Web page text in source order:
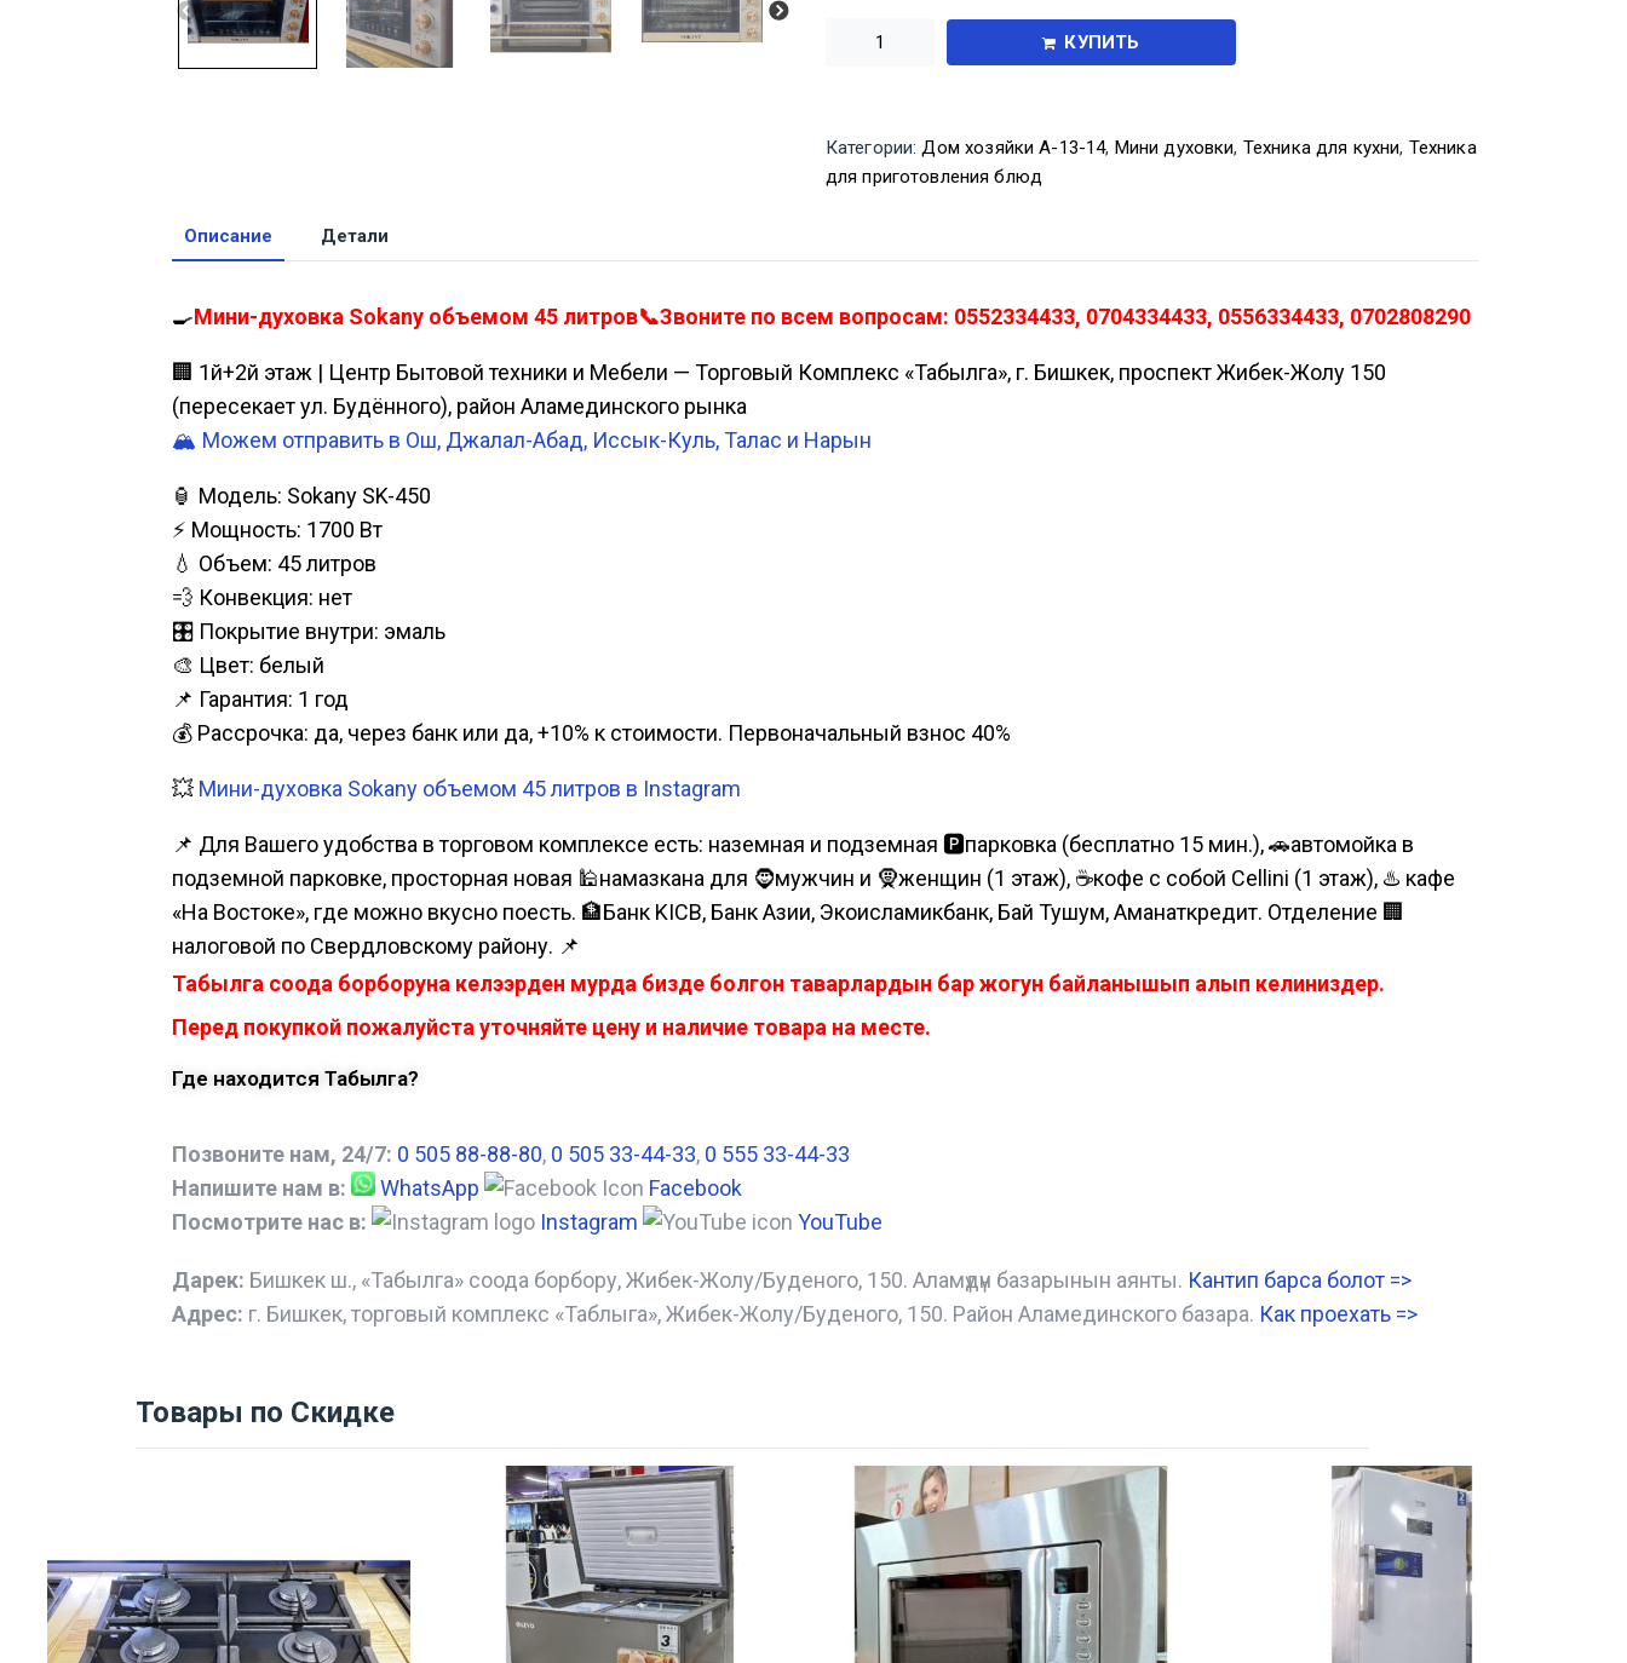
КУПИТЬ
Категории:Дом хозяйки А-13-14, Мини духовки, Техника для кухни, Техника
для приготовления блюд
Описание Детали
🍳Мини-духовка Sokany объемом 45 литров📞Звоните по всем вопросам: 0552334433, 0704334433, 0556334433, 0702808290
🏢 1й+2й этаж | Центр Бытовой техники и Мебели — Торговый Комплекс «Табылга», г. Бишкек, проспект Жибек-Жолу 150
(пересекает ул. Будённого), район Аламединского рынка
🏔️ Можем отправить в Ош, Джалал-Абад, Иссык-Куль, Талас и Нарын
🏮 Модель: Sokany SK-450
⚡ Мощность: 1700 Вт
💧 Объем: 45 литров
💨 Конвекция: нет
🎛️ Покрытие внутри: эмаль
🎨 Цвет: белый
📌 Гарантия: 1 год
💰 Рассрочка: да, через банк или да, +10% к стоимости. Первоначальный взнос 40%
💥 Мини-духовка Sokany объемом 45 литров в Instagram
📌 Для Вашего удобства в торговом комплексе есть: наземная и подземная 🅿парковка (бесплатно 15 мин.), 🚗автомойка в
подземной парковке, просторная новая 🕌намазкана для 🧔мужчин и 🧕женщин (1 этаж), ☕кофе с собой Cellini (1 этаж), ♨️ кафе
«На Востоке», где можно вкусно поесть. 🏦Банк KICB, Банк Азии, Экоисламикбанк, Бай Тушум, Аманаткредит. Отделение 🏢
налоговой по Свердловскому району. 📌
Табылга соода борборуна келээрден мурда бизде болгон таварлардын бар жогун байланышып алып келиниздер.
Перед покупкой пожалуйста уточняйте цену и наличие товара на месте.
Где находится Табылга?
Позвоните нам, 24/7: 0 505 88-88-80, 0 505 33-44-33, 0 555 33-44-33
Напишите нам в:
WhatsApp
Facebook
Посмотрите нас в:
Instagram YouTube
Дарек: Бишкек ш., «Табылга» соода борбору, Жибек-Жолу/Буденого, 150. Аламүдүн базарынын аянты. Кантип барса болот =>
Адрес: г. Бишкек, торговый комплекс «Таблыга», Жибек-Жолу/Буденого, 150. Район Аламединского базара. Как проехать =>
Товары по Скидке